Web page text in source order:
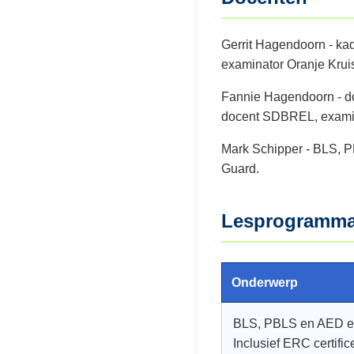
Gerrit Hagendoorn -
examinator Oranje
Fannie Hagendoorn -
docent SDBREL,
Mark Schipper - BLS,
Guard.
Onderwerp
BLS, PBLS en AED
Inclusief ERC